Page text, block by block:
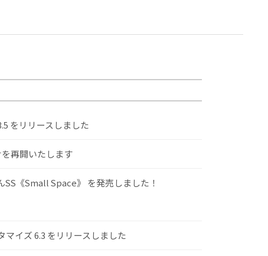
をリリースしました
再開いたします
SS《Small Space》 を発売しました！
イズ 6.3 をリリースしました